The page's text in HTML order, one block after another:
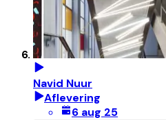
Navid Nuur
Aflevering
6 aug 25